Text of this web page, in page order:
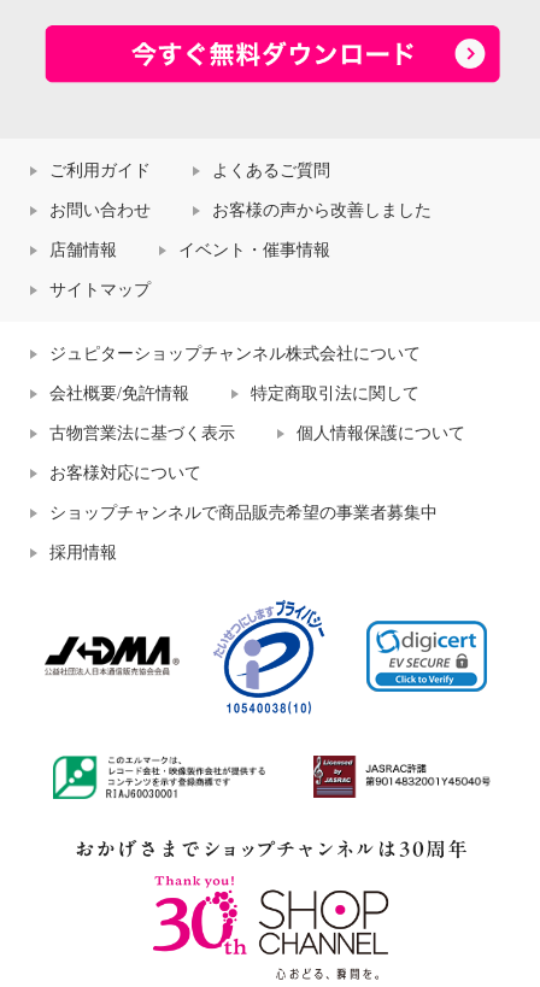
ご利用ガイド よくあるご質問
お問い合わせ お客様の声から改善しました
店舗情報 イベント・催事情報
サイトマップ
ジュピターショップチャンネル株式会社について
会社概要/免許情報 特定商取引法に関して
古物営業法に基づく表示 個人情報保護について
お客様対応について
ショップチャンネルで商品販売希望の事業者募集中
採用情報